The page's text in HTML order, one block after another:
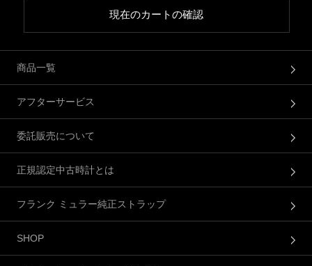
現在のカートの確認
商品一覧
アフターサービス
委託販売について
正規認定中古時計とは
フランク ミュラー純正ストラップ
SHOP